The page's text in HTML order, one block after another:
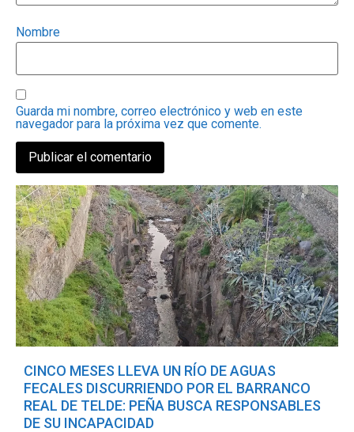
Nombre
Guarda mi nombre, correo electrónico y web en este
navegador para la próxima vez que comente.
CINCO MESES LLEVA UN RÍO DE AGUAS
FECALES DISCURRIENDO POR EL BARRANCO
REAL DE TELDE: PEÑA BUSCA RESPONSABLES
DE SU INCAPACIDAD